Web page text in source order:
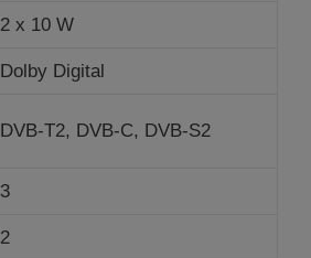
2 x 10 W
Dolby Digital
DVB-T2, DVB-C, DVB-S2
3
2